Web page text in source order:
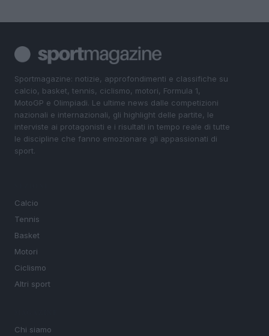
Sportmagazine: notizie, approfondimenti e classifiche su
calcio, basket, tennis, ciclismo, motori, Formula 1,
MotoGP e Olimpiadi. Le ultime news dalle competizioni
nazionali e internazionali, gli highlight delle partite, le
interviste ai protagonisti e i risultati in tempo reale di tutte
le discipline che fanno emozionare gli appassionati di
sport.
Calcio
Tennis
Basket
Motori
Ciclismo
Altri sport
Chi siamo